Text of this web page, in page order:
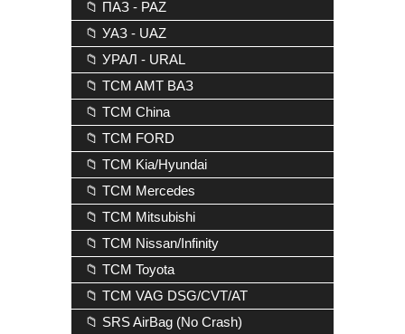
📁 ПАЗ - PAZ
📁 УАЗ - UAZ
📁 УРАЛ - URAL
📁 TCM AMT ВАЗ
📁 TCM China
📁 TCM FORD
📁 TCM Kia/Hyundai
📁 TCM Mercedes
📁 TCM Mitsubishi
📁 TCM Nissan/Infinity
📁 TCM Toyota
📁 TCM VAG DSG/CVT/AT
📁 SRS AirBag (No Crash)